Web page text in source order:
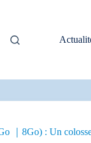
｜8Go) : Un